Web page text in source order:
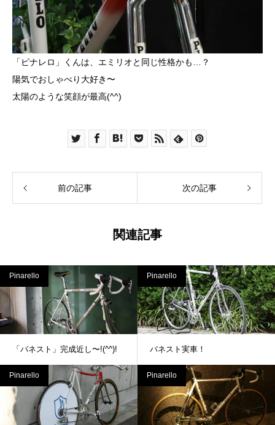
「ピナレロ」くんは、エミリオと同じ性格かも…？
陽気でおしゃべり大好き〜
太陽のような笑顔が最高(^^)
前の記事 次の記事
関連記事
Pinarello
「バネスト」完成近し〜!(^^)!
Pinarello
バネスト実車！
Pinarello Pinarello